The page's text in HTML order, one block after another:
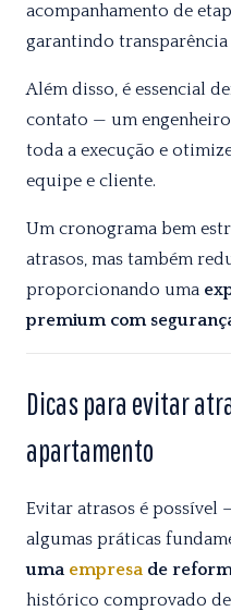
acompanhamento de
garantindo
Além disso, é essencial
contato — um
toda a execução e
equipe e cliente.
Um cronograma bem
atrasos, mas também
proporcionando uma
premium com
Dicas para evitar
apartamento
Evitar atrasos é possível
algumas práticas
uma empresa de
histórico comprovado